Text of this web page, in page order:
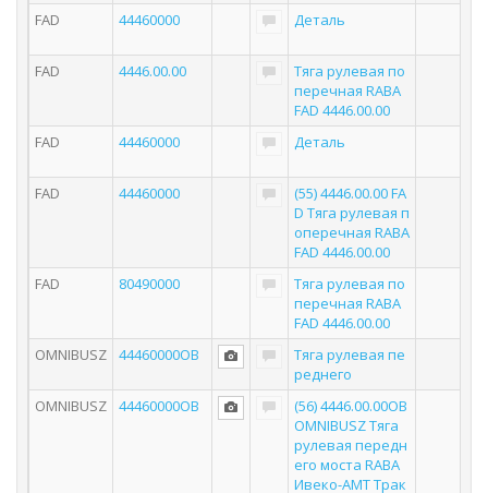
FAD
44460000 Деталь
FAD 4446.00.00
Тяга рулевая по
перечная RABA
FAD 4446.00.00
FAD
44460000 Деталь
FAD 44460000
(55) 4446.00.00 FA
D Тяга рулевая п
оперечная RABA
FAD 4446.00.00
FAD
80490000
Тяга рулевая по
перечная RABA
FAD 4446.00.00
OMNIBUSZ
44460000OB
Тяга рулевая пе
реднего
OMNIBUSZ
44460000OB
(56) 4446.00.00OB
OMNIBUSZ Тяга
рулевая передн
его моста RABA
Ивеко-АМТ Трак